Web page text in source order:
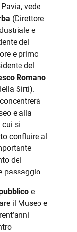
vede
(Direttore
e
del
e primo
del
Romano
Sirti).
e alla
cui si
confluire al
dei
passaggio.
e
il Museo e